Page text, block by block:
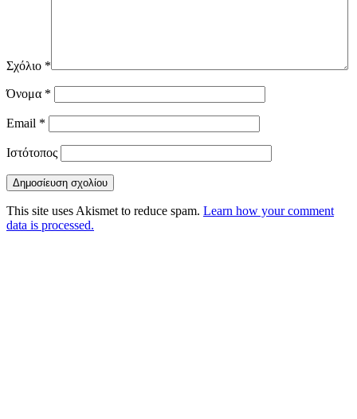
Σχόλιο *
Όνομα *
Email *
Ιστότοπος
This site uses Akismet to reduce spam. Learn how your comment
data is processed.